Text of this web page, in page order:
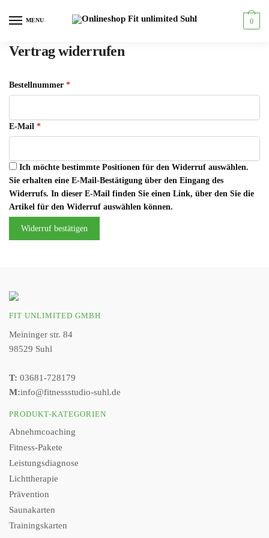
MENU 0
Vertrag widerrufen
Bestellnummer *
E-Mail *
Ich möchte bestimmte Positionen für den Widerruf auswählen.
Sie erhalten eine E-Mail-Bestätigung über den Eingang des
Widerrufs. In dieser E-Mail finden Sie einen Link, über den Sie die
Artikel für den Widerruf auswählen können.
Widerruf bestätigen
FIT UNLIMITED GMBH
Meininger str. 84
98529 Suhl
T: 03681-728179
M:info@fitnessstudio-suhl.de
PRODUKT-KATEGORIEN
Abnehmcoaching
Fitness-Pakete
Leistungsdiagnose
Lichttherapie
Prävention
Saunakarten
Trainingskarten